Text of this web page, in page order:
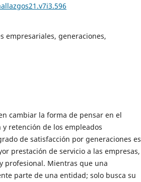
empresariales, generaciones,
cambiar la forma de pensar en el
retención de los empleados
de satisfacción por generaciones es
prestación de servicio a las empresas,
profesional. Mientras que una
parte de una entidad; solo busca su